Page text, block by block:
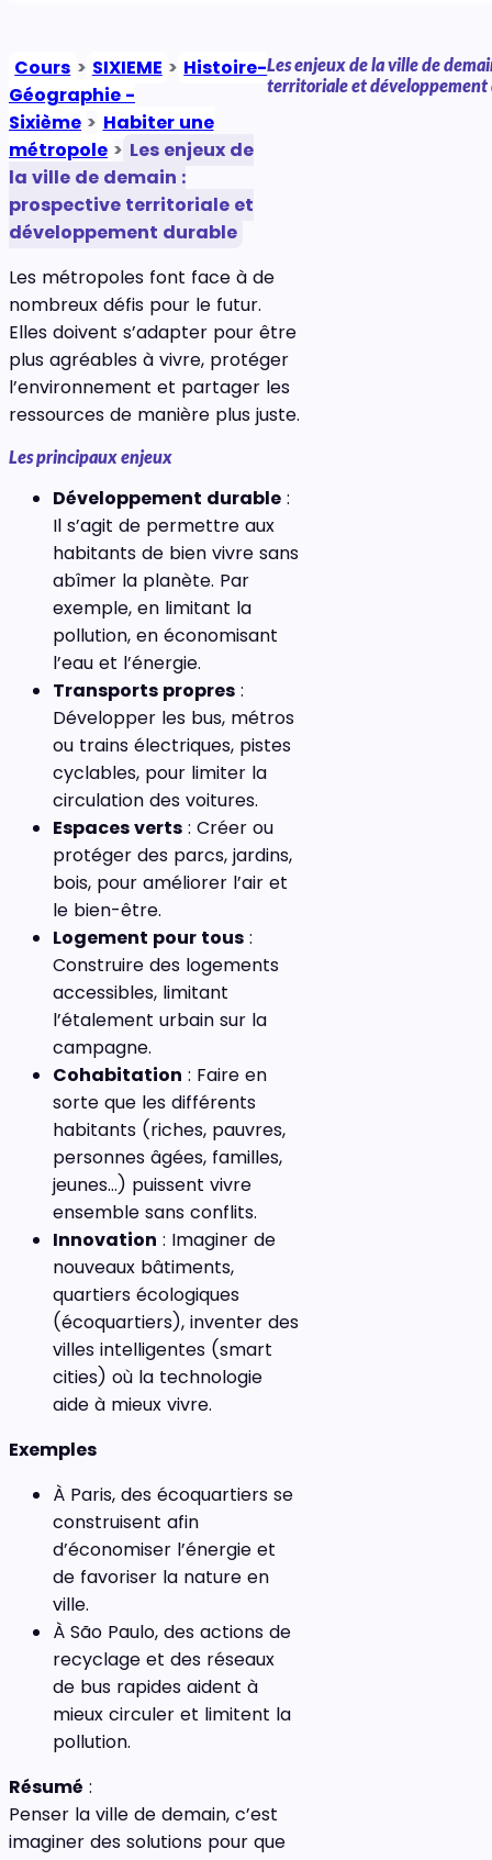
Cours > SIXIEME > Histoire-
Géographie -
Sixième > Habiter une
métropole > Les enjeux de
la ville de demain :
prospective territoriale et
développement durable
Les enjeux de la ville de
territoriale et développement
Les métropoles font face à de
nombreux défis pour le futur.
Elles doivent s’adapter pour être
plus agréables à vivre, protéger
l’environnement et partager les
ressources de manière plus juste.
Les principaux enjeux
Développement durable :
Il s’agit de permettre aux
habitants de bien vivre sans
abîmer la planète. Par
exemple, en limitant la
pollution, en économisant
l’eau et l’énergie.
Transports propres :
Développer les bus, métros
ou trains électriques, pistes
cyclables, pour limiter la
circulation des voitures.
Espaces verts : Créer ou
protéger des parcs, jardins,
bois, pour améliorer l’air et
le bien-être.
Logement pour tous :
Construire des logements
accessibles, limitant
l’étalement urbain sur la
campagne.
Cohabitation : Faire en
sorte que les différents
habitants (riches, pauvres,
personnes âgées, familles,
jeunes…) puissent vivre
ensemble sans conflits.
Innovation : Imaginer de
nouveaux bâtiments,
quartiers écologiques
(écoquartiers), inventer des
villes intelligentes (smart
cities) où la technologie
aide à mieux vivre.
Exemples
À Paris, des écoquartiers se
construisent afin
d’économiser l’énergie et
de favoriser la nature en
ville.
À São Paulo, des actions de
recyclage et des réseaux
de bus rapides aident à
mieux circuler et limitent la
pollution.
Résumé :
Penser la ville de demain, c’est
imaginer des solutions pour que